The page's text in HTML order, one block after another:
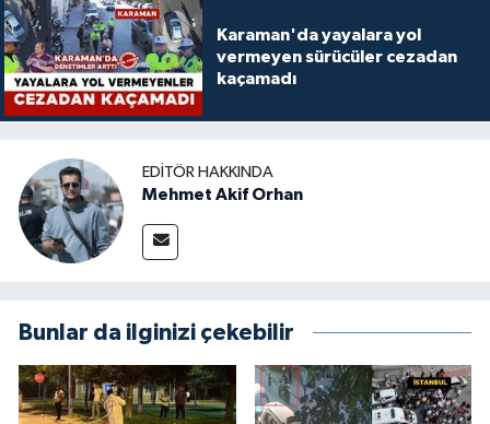
Karaman'da yayalara yol
vermeyen sürücüler cezadan
kaçamadı
EDITÖR HAKKINDA
Mehmet Akif Orhan
Bunlar da ilginizi çekebilir